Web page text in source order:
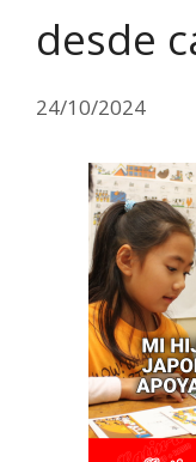
desde
24/10/2024